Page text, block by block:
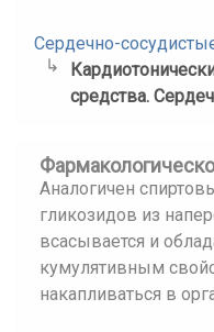
Сердечно-
средства.
Аналогичен
гликозидов из
всасывается и
кумулятивным
накапливаться в